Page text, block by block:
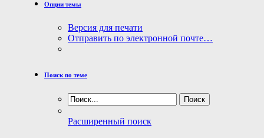
Опции темы
Версия для печати
Отправить по электронной почте…
Поиск по теме
Расширенный поиск